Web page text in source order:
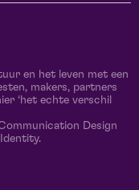
en het leven met een
makers, partners
‘het echte verschil
Design